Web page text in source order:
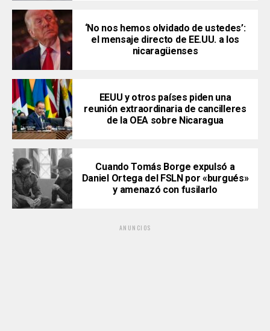
‘No nos hemos olvidado de ustedes’:
el mensaje directo de EE.UU. a los
nicaragüenses
EEUU y otros países piden una
reunión extraordinaria de cancilleres
de la OEA sobre Nicaragua
Cuando Tomás Borge expulsó a
Daniel Ortega del FSLN por «burgués»
y amenazó con fusilarlo
ANUNCIOS